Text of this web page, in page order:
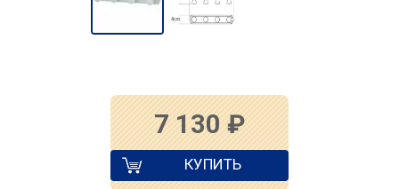
7 130 ₽
КУПИТЬ